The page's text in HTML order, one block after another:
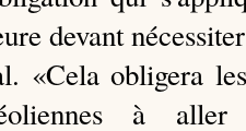
devant
«Cela obligera
à